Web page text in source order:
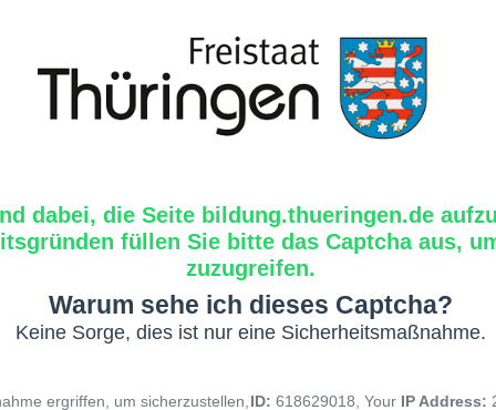
dabei, die Seite bildung.thueringen.de
füllen Sie bitte das Captcha aus,
zuzugreifen.
Warum sehe ich dieses Captcha?
Keine Sorge, dies ist nur eine Sicherheitsmaßnahme.
ergriffen, um sicherzustellen, ID: 618629018, Your IP Address: